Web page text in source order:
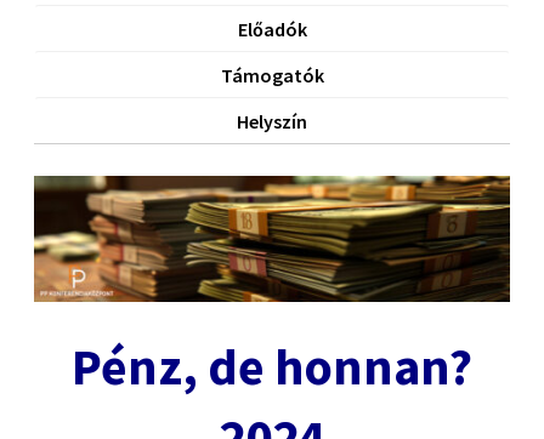
Előadók
Támogatók
Helyszín
Pénz, de honnan?